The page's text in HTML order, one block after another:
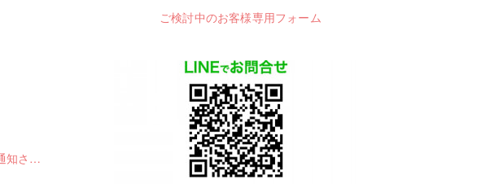
Q-2551 LINE対応Web予約から予約が入った時やキャンセルされた時、サロンやお客様へは通知されますか？
ご検討中のお客様専用フォーム